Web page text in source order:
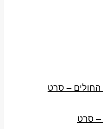
החולים – סרט
– סרט